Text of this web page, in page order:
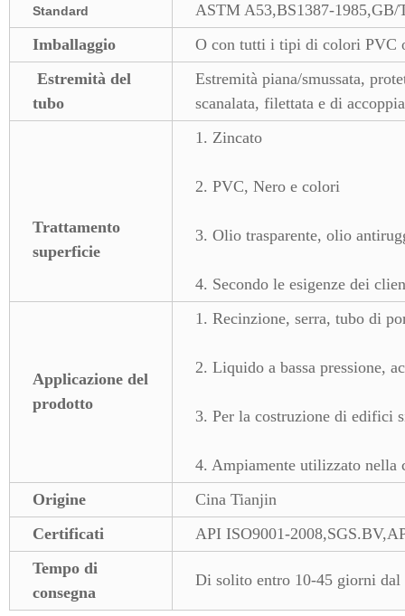
Standard
ASTM A53,BS1387-
Imballaggio
O con tutti i tipi di colori PVC
Estremità del
tubo
Estremità piana/smussata,
scanalata, filettata e di
Trattamento
superficie
1. Zincato
2. PVC, Nero e colori
3. Olio trasparente, olio
4. Secondo le esigenze dei
Applicazione del
prodotto
1. Recinzione, serra, tubo di
2. Liquido a bassa pressione,
3. Per la costruzione di edifici
4. Ampiamente utilizzato nella
Origine
Cina Tianjin
Certificati
API ISO9001-
Tempo di
consegna
Di solito entro 10-45 giorni